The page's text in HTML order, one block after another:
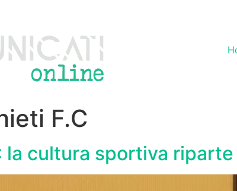
F.C
la cultura sportiva